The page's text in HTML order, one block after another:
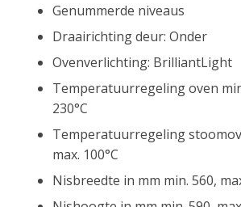
Genummerde niveaus
Draairichting deur: Onder
Ovenverlichting: BrilliantLight
Temperatuurregeling oven
230°C
Temperatuurregeling
max. 100°C
Nisbreedte in mm min. 560,